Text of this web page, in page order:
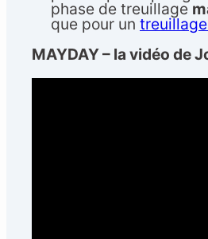
phase de treuillage
que pour un
MAYDAY – la vidéo de